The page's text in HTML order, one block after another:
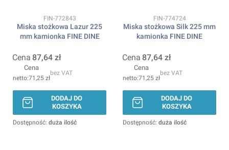
Kod produktu
FIN-772843
Miska stożkowa Lazur 225
mm kamionka FINE DINE
Cena 87,64 zł
Cena
71,25 zł
bez VAT
DODAJ DO
KOSZYKA
Dostępność: duża ilość
Kod produktu
FIN-774724
Miska stożkowa Silk 225 mm
kamionka FINE DINE
Cena 87,64 zł
Cena
71,25 zł
bez VAT
DODAJ DO
KOSZYKA
Dostępność: duża ilość